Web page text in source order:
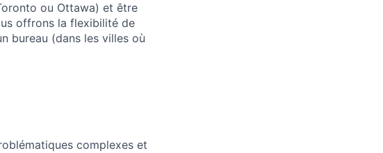
ou Ottawa) et être
offrons la flexibilité de
bureau (dans les villes où
complexes et